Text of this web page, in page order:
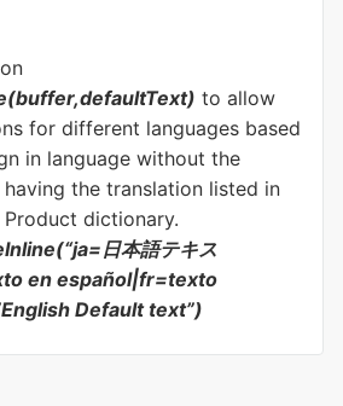
to allow
for different languages based
in language without the
the translation listed in
dictionary.
日本語テキス
en español|fr=texto
Default text”)